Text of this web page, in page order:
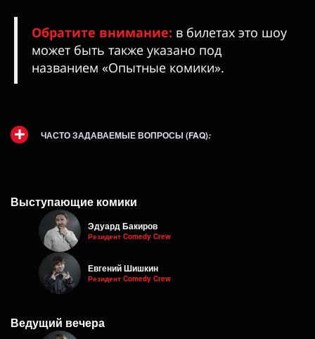
Обратите внимание: в билетах это шоу
может быть также указано под
названием «Опытные комики».
ЧАСТО ЗАДАВАЕМЫЕ ВОПРОСЫ (FAQ):
Выступающие комики
Эдуард Бакиров
Резидент Comedy Crew
Евгений Шишкин
Резидент Comedy Crew
Ведущий вечера